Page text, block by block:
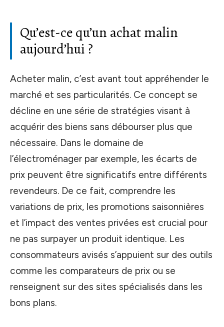
Qu’est-ce qu’un achat malin
aujourd’hui ?
Acheter malin, c’est avant tout appréhender le
marché et ses particularités. Ce concept se
décline en une série de stratégies visant à
acquérir des biens sans débourser plus que
nécessaire. Dans le domaine de
l’électroménager par exemple, les écarts de
prix peuvent être significatifs entre différents
revendeurs. De ce fait, comprendre les
variations de prix, les promotions saisonnières
et l’impact des ventes privées est crucial pour
ne pas surpayer un produit identique. Les
consommateurs avisés s’appuient sur des outils
comme les comparateurs de prix ou se
renseignent sur des sites spécialisés dans les
bons plans.